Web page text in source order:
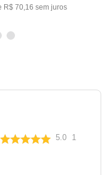
R$ 70,16 sem juros
5.0 1